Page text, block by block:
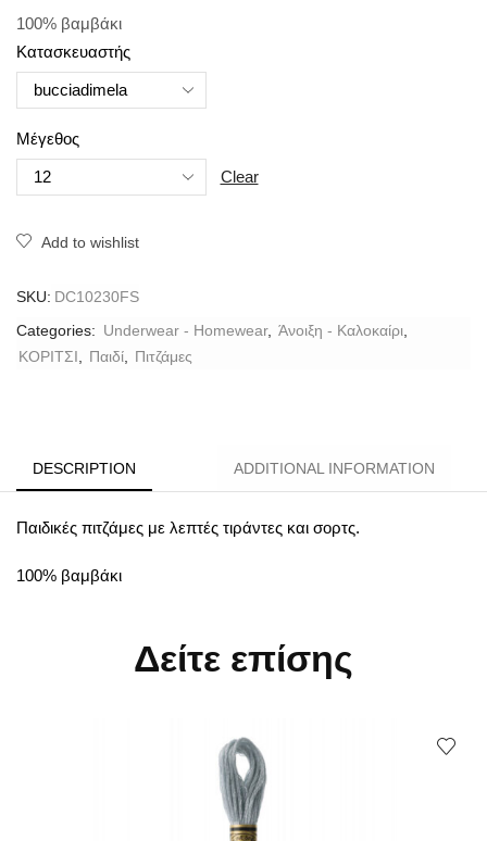
100% βαμβάκι
Κατασκευαστής
Μέγεθος
Clear
Add to wishlist
SKU: DC10230FS
Categories: Underwear - Homewear, Άνοιξη - Καλοκαίρι
ΚΟΡΙΤΣΙ
Παιδί Πιτζάμες
DESCRIPTION ADDITIONAL INFORMATION
Παιδικές πιτζάμες με λεπτές τιράντες και σορτς.
100% βαμβάκι
Δείτε επίσης